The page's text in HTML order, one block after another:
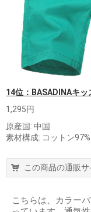
14位：BASADINAキ
1,295円
原産国: 中国
素材構成: コットン
この商品の通販
こちらは、カラー